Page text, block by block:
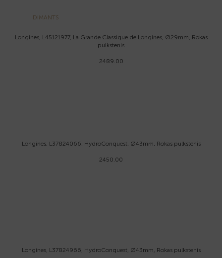
DIMANTS
Longines, L45121977, La Grande Classique de Longines, Ø29mm, Rokas
pulkstenis
2489.00
Longines, L37824066, HydroConquest, Ø43mm, Rokas pulkstenis
2450.00
Longines, L37824966, HydroConquest, Ø43mm, Rokas pulkstenis